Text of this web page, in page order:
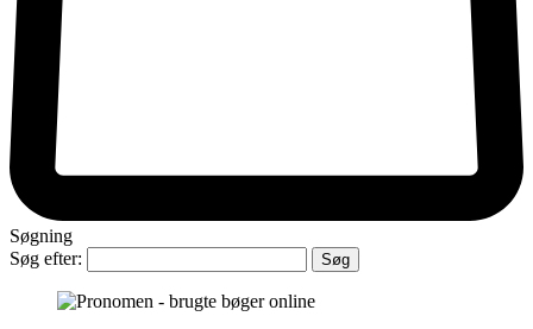
Søgning
Søg efter: